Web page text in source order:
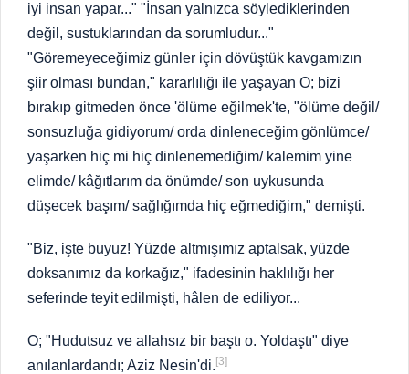
iyi insan yapar..." "İnsan yalnızca söylediklerinden
değil, sustuklarından da sorumludur..."
"Göremeyeceğimiz günler için dövüştük kavgamızın
şiir olması bundan," kararlılığı ile yaşayan O; bizi
bırakıp gitmeden önce 'ölüme eğilmek'te, "ölüme değil/
sonsuzluğa gidiyorum/ orda dinleneceğim gönlümce/
yaşarken hiç mi hiç dinlenemediğim/ kalemim yine
elimde/ kâğıtlarım da önümde/ son uykusunda
düşecek başım/ sağlığımda hiç eğmediğim," demişti.
"Biz, işte buyuz! Yüzde altmışımız aptalsak, yüzde
doksanımız da korkağız," ifadesinin haklılığı her
seferinde teyit edilmişti, hâlen de ediliyor...
O; "Hudutsuz ve allahsız bir baştı o. Yoldaştı" diye
anılanlardandı; Aziz Nesin'di. [3]